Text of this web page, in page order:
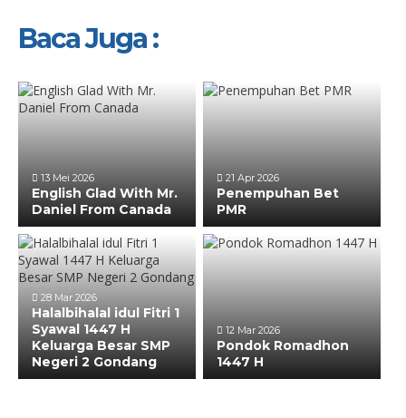
Baca Juga :
13 Mei 2026
English Glad With Mr.
Daniel From Canada
21 Apr 2026
Penempuhan Bet
PMR
28 Mar 2026
Halalbihalal idul Fitri 1
Syawal 1447 H
Keluarga Besar SMP
Negeri 2 Gondang
12 Mar 2026
Pondok Romadhon
1447 H